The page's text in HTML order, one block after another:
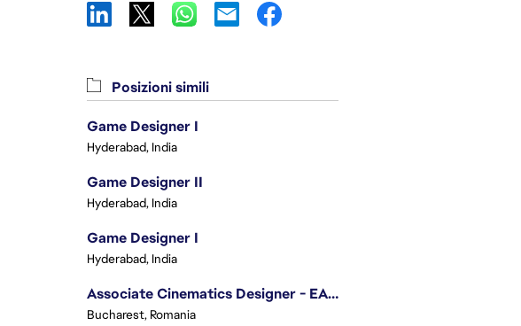
Posizioni simili
Game Designer I
Hyderabad, India
Game Designer II
Hyderabad, India
Game Designer I
Hyderabad, India
Associate Cinematics Designer - EA Sports FC
Bucharest, Romania